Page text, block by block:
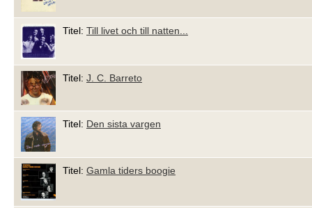
Titel: Till livet och till natten...
Titel: J. C. Barreto
Titel: Den sista vargen
Titel: Gamla tiders boogie